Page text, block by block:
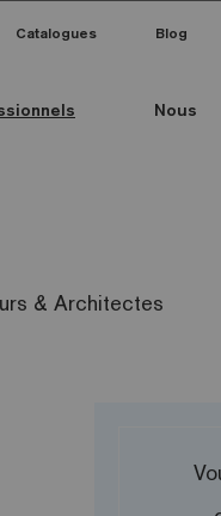
Nous
Catalogues Blog
& Architectes